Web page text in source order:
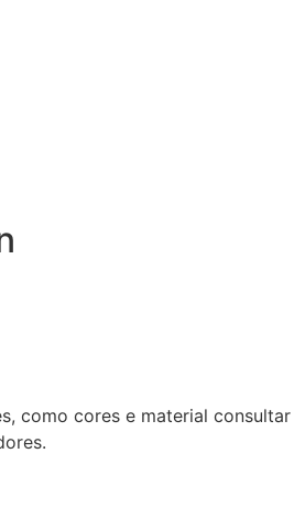
como cores e material consultar